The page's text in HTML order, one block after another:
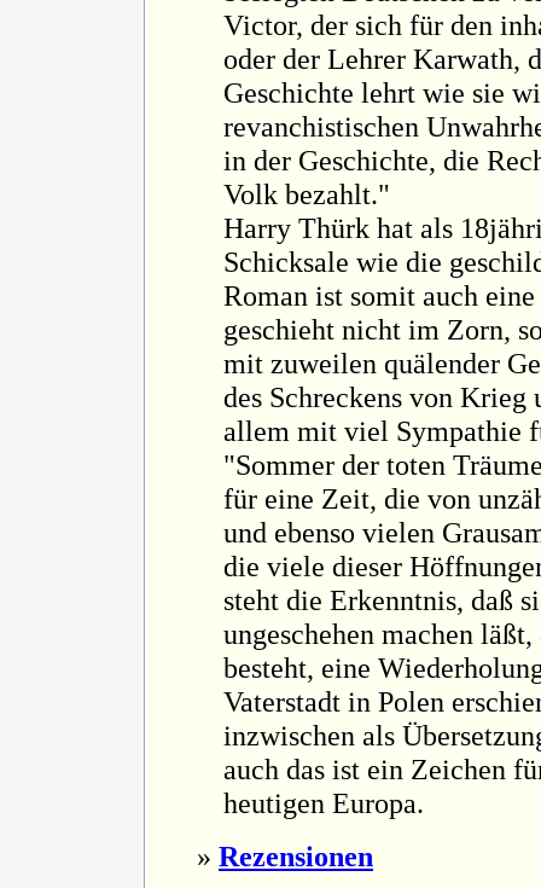
Victor, der sich für den
oder der Lehrer Karwath,
Geschichte lehrt wie sie
revanchistischen
in der Geschichte, die
Volk bezahlt."
Harry Thürk hat als
Schicksale wie die
Roman ist somit auch
geschieht nicht im Zorn,
mit zuweilen quälender
des Schreckens von
allem mit viel Sympathie
"Sommer der toten
für eine Zeit, die von
und ebenso vielen
die viele dieser
steht die Erkenntnis, daß
ungeschehen machen
besteht, eine
Vaterstadt in Polen
inzwischen als
auch das ist ein Zeichen
heutigen Europa.
» Rezensionen